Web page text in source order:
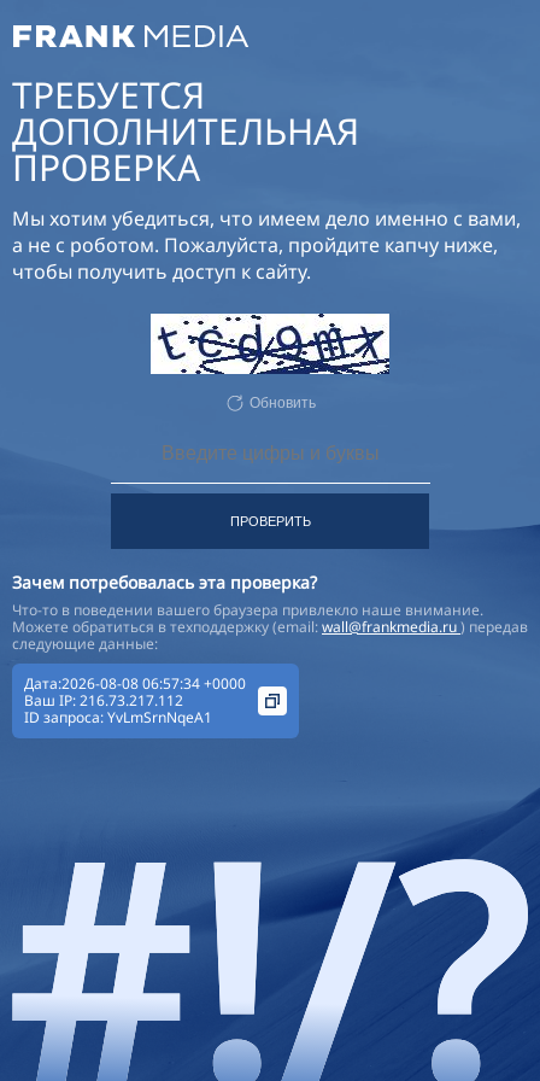
ТРЕБУЕТСЯ
ДОПОЛНИТЕЛЬНАЯ
ПРОВЕРКА
Мы хотим убедиться, что имеем дело именно с вами,
а не с роботом. Пожалуйста, пройдите капчу ниже,
чтобы получить доступ к сайту.
Обновить
ПРОВЕРИТЬ
Зачем потребовалась эта проверка?
Что-то в поведении вашего браузера привлекло наше внимание.
Можете обратиться в техподдержку (email:wall@frankmedia.ru) передав
следующие данные:
Дата:2026-08-08 06:57:34 +0000
Ваш IP:216.73.217.112
ID запроса:YvLmSrnNqeA1